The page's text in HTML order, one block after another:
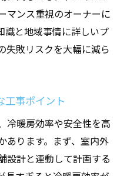
マンス重視のオーナーに
識と地域事情に詳しいプ
失敗リスクを大幅に減ら
工事ポイント
冷暖房効率や安全性を高
あります。まず、室内外
設計と連動して計画する